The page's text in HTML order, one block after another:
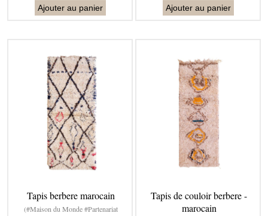
Ajouter au panier Ajouter au panier
Tapis berbere marocain
(#Maison du Monde #Partenariat
Tapis de couloir berbere -
marocain